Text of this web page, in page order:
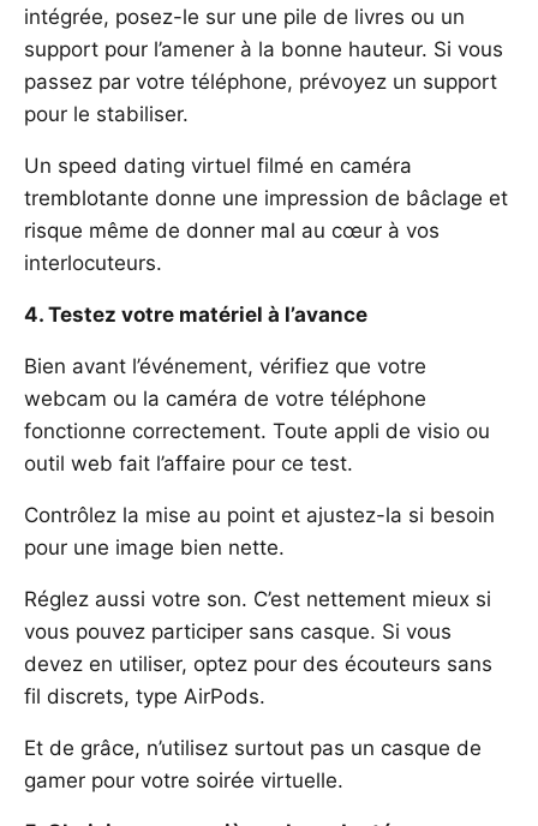
intégrée, posez-le sur une pile de livres ou un
support pour l’amener à la bonne hauteur. Si vous
passez par votre téléphone, prévoyez un support
pour le stabiliser.
Un speed dating virtuel filmé en caméra
tremblotante donne une impression de bâclage et
risque même de donner mal au cœur à vos
interlocuteurs.
4. Testez votre matériel à l’avance
Bien avant l’événement, vérifiez que votre
webcam ou la caméra de votre téléphone
fonctionne correctement. Toute appli de visio ou
outil web fait l’affaire pour ce test.
Contrôlez la mise au point et ajustez-la si besoin
pour une image bien nette.
Réglez aussi votre son. C’est nettement mieux si
vous pouvez participer sans casque. Si vous
devez en utiliser, optez pour des écouteurs sans
fil discrets, type AirPods.
Et de grâce, n’utilisez surtout pas un casque de
gamer pour votre soirée virtuelle.